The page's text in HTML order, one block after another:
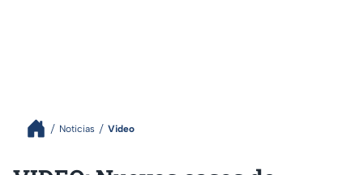
Noticias Video